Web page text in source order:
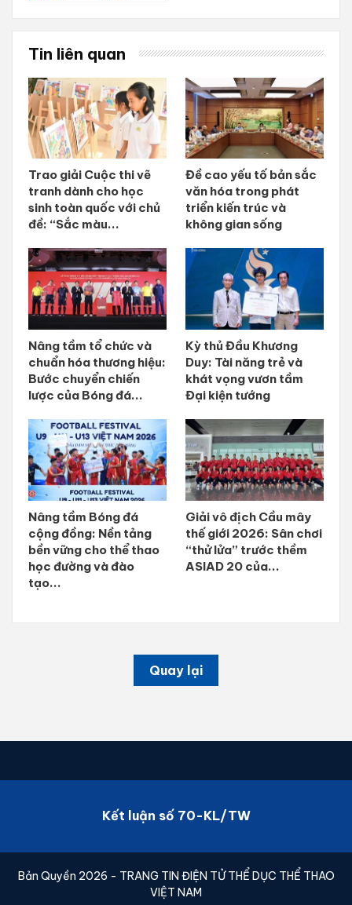
Tin liên quan
Trao giải Cuộc thi vẽ
tranh dành cho học
sinh toàn quốc với chủ
đề: “Sắc màu...
Đề cao yếu tố bản sắc
văn hóa trong phát
triển kiến trúc và
không gian sống
Nâng tầm tổ chức và
chuẩn hóa thương hiệu:
Bước chuyển chiến
lược của Bóng đá...
Kỳ thủ Đầu Khương
Duy: Tài năng trẻ và
khát vọng vươn tầm
Đại kiện tướng
Nâng tầm Bóng đá
cộng đồng: Nền tảng
bền vững cho thể thao
học đường và đào
tạo...
Giải vô địch Cầu mây
thế giới 2026: Sân chơi
“thử lửa” trước thềm
ASIAD 20 của...
Quay lại
Kết luận số 70-KL/TW
Bản Quyền 2026 - TRANG TIN ĐIỆN TỬ THỂ DỤC THỂ THAO
VIỆT NAM